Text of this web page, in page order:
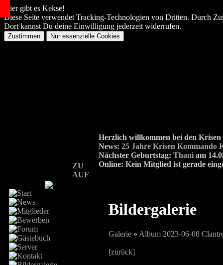
Hier gibt es Kekse!
Diese Seite verwendet Tracking-Technologien von Dritten. Durch
Dort kannst Du deine Einwilligung jederzeit widerrufen.
ZU
AUF
Herzlich willkommen bei den
News: 25 Jahre Krisen Kommando
Nächster Geburtstag: Thani am
Online: Kein Mitglied ist gerade
Bildergalerie
Galerie » Album 2023-06-08
[zurück]